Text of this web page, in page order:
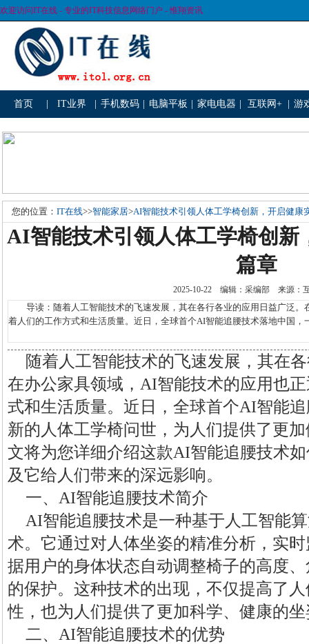
欢迎访问IT在线 - 专业的IT科技信息网络门户 - 惟翔资讯
首页 IT业界 手机数码 电脑平板 家电电器 互联网+ 游
您的位置： IT在线>>智能家居>AI智能技术引领人体工学椅创新，开启健康
AI智能技术引领人体工学椅创新
篇章
2025-10-22 编辑：采编部 来源
导读：随着人工智能技术的飞速发展，其在各行各业的应用日益广泛。
着人们的工作方式和生活质量。近日，全球首个AI智能追腰技术落地中国，
随着人工智能技术的飞速发展，其在
在办公家具领域，AI智能技术的应用也
式和生活质量。近日，全球首个AI智能
新的人体工学椅问世，为人们提供了更
文将为您详细介绍这款AI智能追腰技术
及它给人们带来的深远影响。
一、AI智能追腰技术简介
AI智能追腰技术是一种基于人工智能
术。它通过对人体坐姿的精准分析，实
据用户的身体状态自动调整椅子的高度
的保护。这种技术的出现，不仅提高了
性，也为人们提供了更加科学、健康的
二、AI智能追腰技术的优势